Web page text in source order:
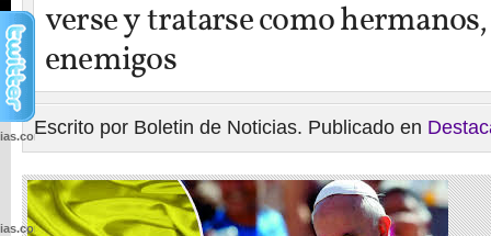
verse y tratarse como
enemigos
Escrito por Boletin de Noticias. Publicado en
wp-
wp-